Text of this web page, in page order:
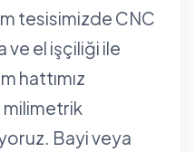
tesisimizde CNC
ve el işçiliği ile
hattımız
Bayi veya